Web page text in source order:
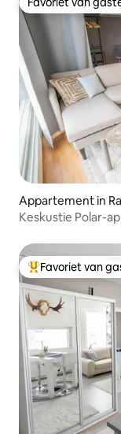
Favoriet van
Appartement in
Keskustie Polar-
Topfavoriet van
Favoriet van